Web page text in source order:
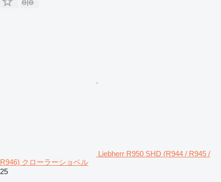
Liebherr R950 SHD (R944 / R945 /
R946) クローラーショベル
25